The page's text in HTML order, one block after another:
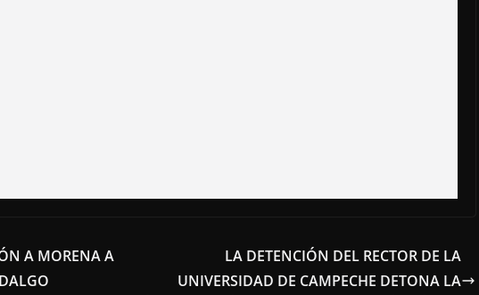
A MORENA A
LA DETENCIÓN DEL RECTOR DE LA
UNIVERSIDAD DE CAMPECHE DETONA LA